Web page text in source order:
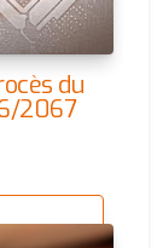
du
2067